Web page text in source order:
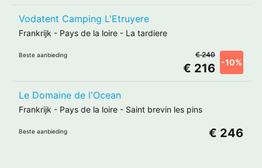
Vodatent Camping L'Etruyere
Frankrijk - Pays de la loire - La tardiere
Beste aanbieding
€ 216 -10%
€ 240
Le Domaine de l'Ocean
Frankrijk - Pays de la loire - Saint brevin les pins
Beste aanbieding € 246